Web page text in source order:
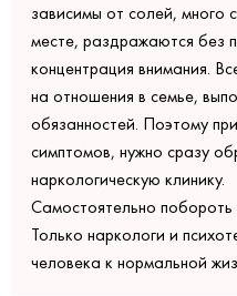
зависимы от солей, много
месте, раздражаются без
концентрация внимания.
на отношения в семье,
обязанностей. Поэтому
симптомов, нужно сразу
наркологическую клинику.
Самостоятельно побороть
Только наркологи и
человека к нормальной